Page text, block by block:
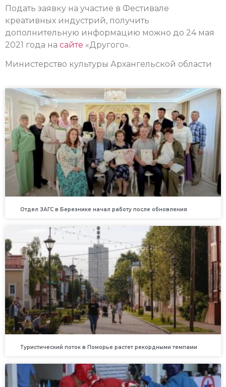
Подать заявку на участие в Фестивале
креативных индустрий, получить
дополнительную информацию можно до 24 мая
2021 года на сайте «Другого».
Министерство культуры Архангельской области
Отдел ЗАГС в Березнике начал работу после обновления
Туристический поток в Поморье растет рекордными темпами